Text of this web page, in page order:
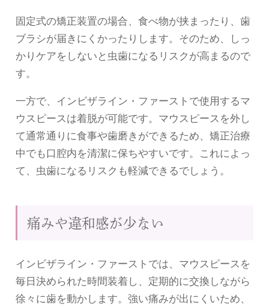
固定式の矯正装置の場合、食べ物が挟まったり、歯
ブラシが届きにくかったりします。そのため、しっ
かりケアをしないと虫歯になるリスクが高まるので
す。
一方で、インビザライン・ファーストで使用するマ
ウスピースは着脱が可能です。マウスピースを外し
て通常通りに食事や歯磨きができるため、矯正治療
中でも口腔内を清潔に保ちやすいです。これによっ
て、虫歯になるリスクも軽減できるでしょう。
痛みや違和感が少ない
インビザライン・ファーストでは、マウスピースを
毎日決められた時間装着し、定期的に交換しながら
徐々に歯を動かします。強い痛みが出にくいため、